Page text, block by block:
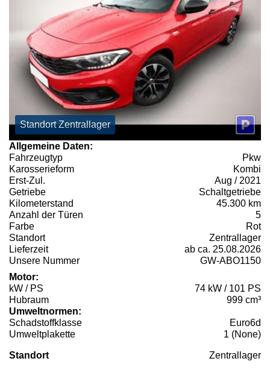
Standort Zentrallager
Allgemeine Daten:
Fahrzeugtyp
Pkw
Karosserieform
Kombi
Erst-Zul.
Aug / 2021
Getriebe
Schaltgetriebe
Kilometerstand
45.300 km
Anzahl der Türen
5
Farbe
Rot
Standort
Zentrallager
Lieferzeit
ab ca. 25.08.2026
Unsere Nummer
GW-ABO1150
Motor:
kW / PS
74 kW / 101 PS
Hubraum
999 cm³
Umweltnormen:
Schadstoffklasse
Euro6d
Umweltplakette
1 (None)
Standort Zentrallager